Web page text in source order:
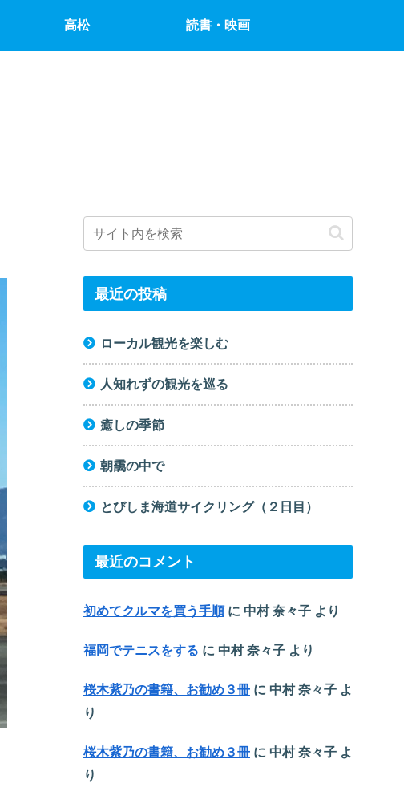
高松 読書・映画
最近の投稿
ローカル観光を楽しむ
人知れずの観光を巡る
癒しの季節
朝靄の中で
とびしま海道サイクリング（２日目）
最近のコメント
初めてクルマを買う手順に 中村 奈々子 より
福岡でテニスをする に 中村 奈々子 より
桜木紫乃の書籍、お勧め３冊 に 中村 奈々子 よ
り
桜木紫乃の書籍、お勧め３冊 に 中村 奈々子 よ
り